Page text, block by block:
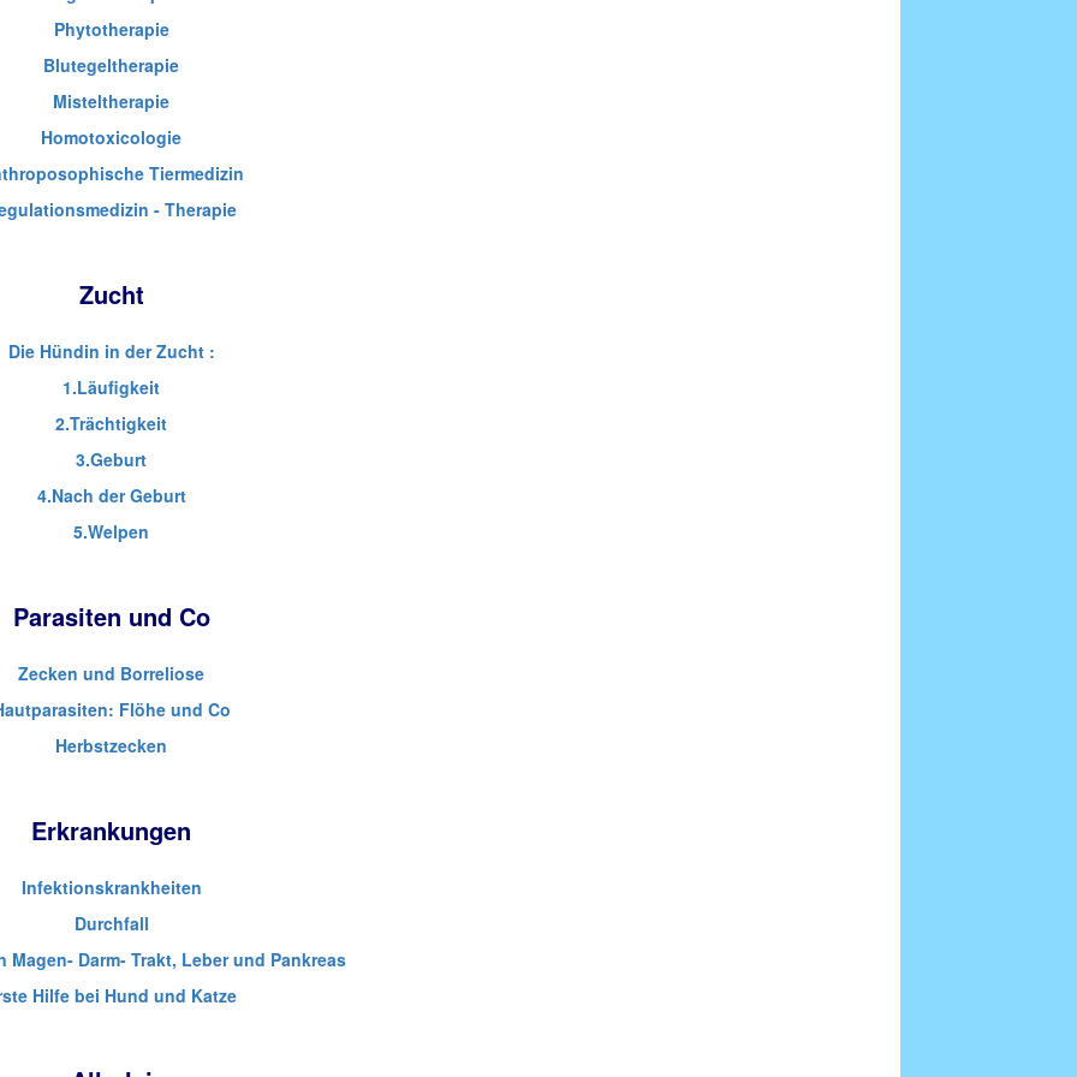
Phytotherapie
Blutegeltherapie
Misteltherapie
Homotoxicologie
Tiermedizin
- Therapie
Zucht
Die Hündin in der Zucht :
1.Läufigkeit
2.Trächtigkeit
3.Geburt
4.Nach der Geburt
5.Welpen
Parasiten und Co
Zecken und Borreliose
Flöhe und Co
Herbstzecken
Erkrankungen
Infektionskrankheiten
Durchfall
Magen- Darm- Trakt, Leber und Pankreas
Hilfe bei Hund und Katze